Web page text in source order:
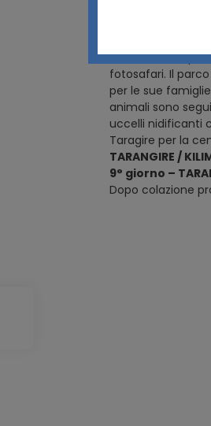
Pensione
fotosafari. Il
per le sue
animali sono
uccelli nidificanti
Taragire per la
TARANGIRE /
9° giorno –
Dopo colazione